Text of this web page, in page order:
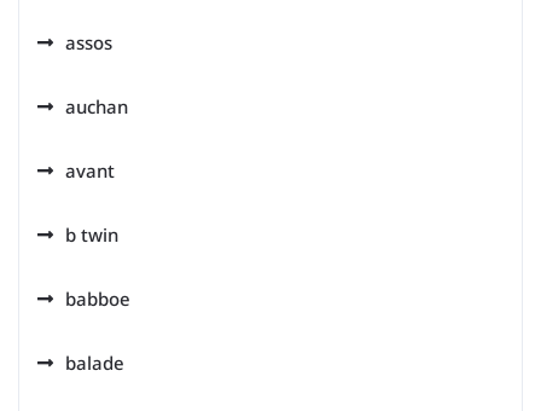
assos
auchan
avant
b twin
babboe
balade